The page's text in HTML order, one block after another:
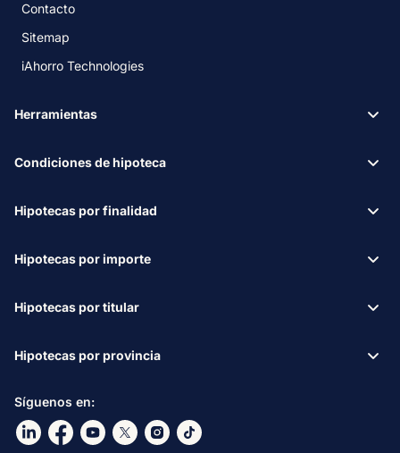
Síguenos en:
Ir a nuestro Linkdin
Ir a nuestro Facebook
Ir a nuestro canal de Youtube
Ir a nuestro X
Ir a nuestro Instagram
Ir a nuestro TikTok
Contacto
Sitemap
iAhorro Technologies
Herramientas
Condiciones de hipoteca
Hipotecas por finalidad
Hipotecas por importe
Hipotecas por titular
Hipotecas por provincia